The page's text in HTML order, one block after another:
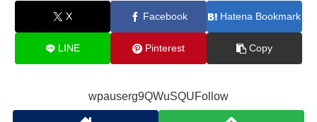
X Facebook Hatena Bookmark
LINE Pinterest Copy
wpauserg9QWuSQUFollow